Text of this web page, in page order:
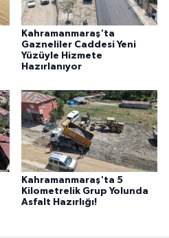
Kahramanmaraş'ta
Gazneliler Caddesi Yeni
Yüzüyle Hizmete
Hazırlanıyor
Kahramanmaraş'ta 5
Kilometrelik Grup Yolunda
Asfalt Hazırlığı!